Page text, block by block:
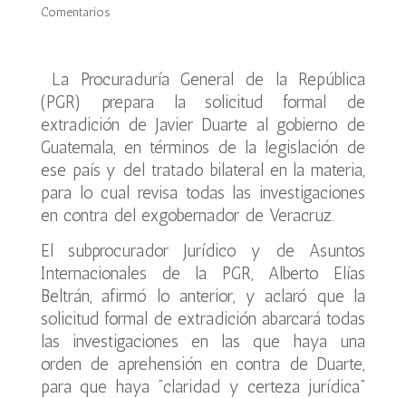
Comentarios
La Procuraduría General de la República
(PGR) prepara la solicitud formal de
extradición de Javier Duarte al gobierno de
Guatemala, en términos de la legislación de
ese país y del tratado bilateral en la materia,
para lo cual revisa todas las investigaciones
en contra del exgobernador de Veracruz.
El subprocurador Jurídico y de Asuntos
Internacionales de la PGR, Alberto Elías
Beltrán, afirmó lo anterior, y aclaró que la
solicitud formal de extradición abarcará todas
las investigaciones en las que haya una
orden de aprehensión en contra de Duarte,
para que haya “claridad y certeza jurídica”